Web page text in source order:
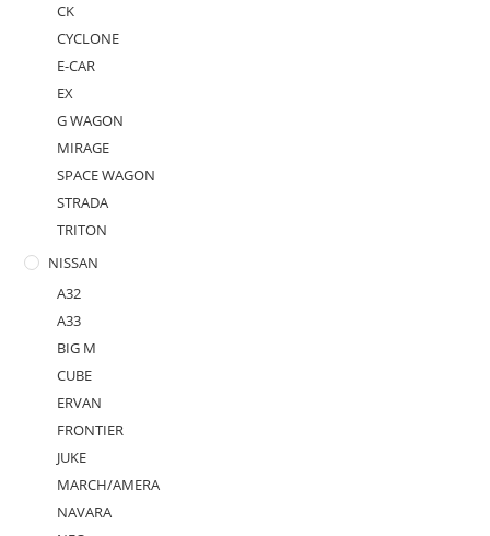
CK
CYCLONE
E-CAR
EX
G WAGON
MIRAGE
SPACE WAGON
STRADA
TRITON
NISSAN
A32
A33
BIG M
CUBE
ERVAN
FRONTIER
JUKE
MARCH/AMERA
NAVARA